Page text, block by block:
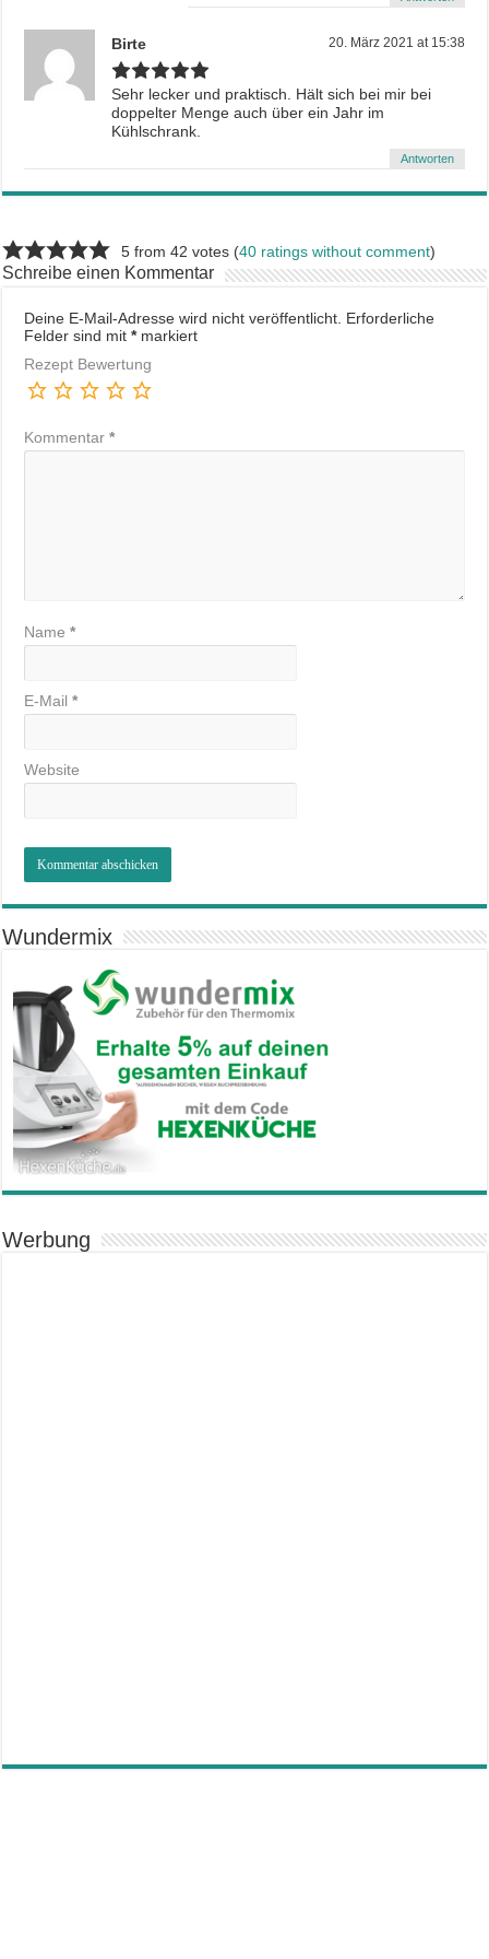
Birte 20. März 2021 at 15:38
Sehr lecker und praktisch. Hält sich bei mir bei
doppelter Menge auch über ein Jahr im
Kühlschrank.
Antworten
5 from 42 votes (40 ratings without comment)
Schreibe einen Kommentar
Deine E-Mail-Adresse wird nicht veröffentlicht. Erforderliche
Felder sind mit*markiert
Rezept Bewertung
Kommentar*
Name*
E-Mail*
Website
Wundermix
Werbung